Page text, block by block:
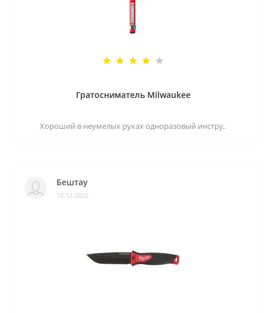
Гратосниматель Milwaukee
Хороший в неумелых руках одноразовый инстру..
Бештау
18.12.2022